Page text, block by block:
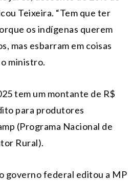
Teixeira. “Tem que ter
os indígenas querem
mas esbarram em coisas
ministro.
tem um montante de R$
para produtores
(Programa Nacional de
Rural).
governo federal editou a MP